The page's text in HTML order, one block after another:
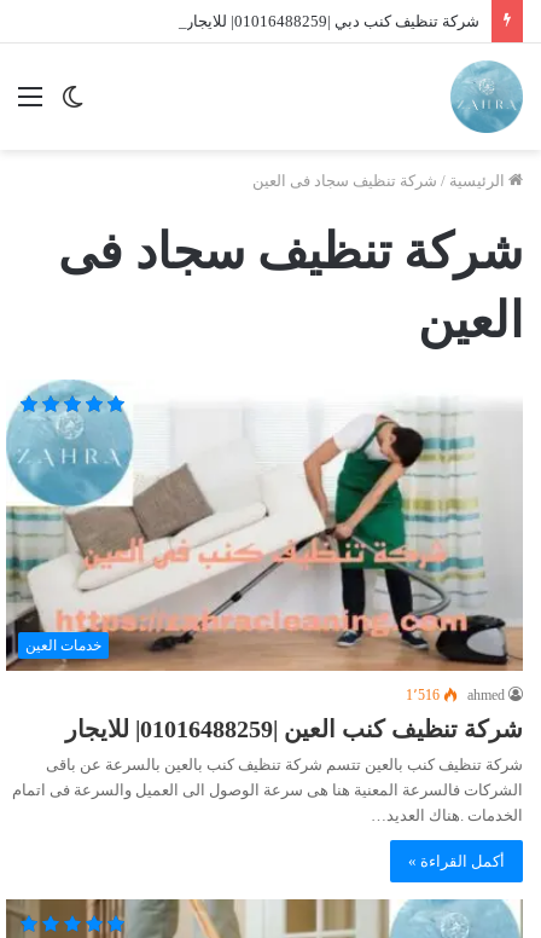
شركة تنظيف كنب دبي |01016488259| للايجار
الوضع
الرئيسية / شركة تنظيف سجاد فى العين
شركة تنظيف سجاد فى
العين
خدمات العين
ahmed 1٬516
شركة تنظيف كنب العين |01016488259| للايجار
شركة تنظيف كنب بالعين تتسم شركة تنظيف كنب بالعين بالسرعة عن باقى
الشركات فالسرعة المعنية هنا هى سرعة الوصول الى العميل والسرعة فى اتمام
الخدمات .هناك العديد…
أكمل القراءة »